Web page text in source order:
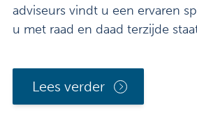
adviseurs vindt u een ervaren
u met raad en daad terzijde
Lees verder